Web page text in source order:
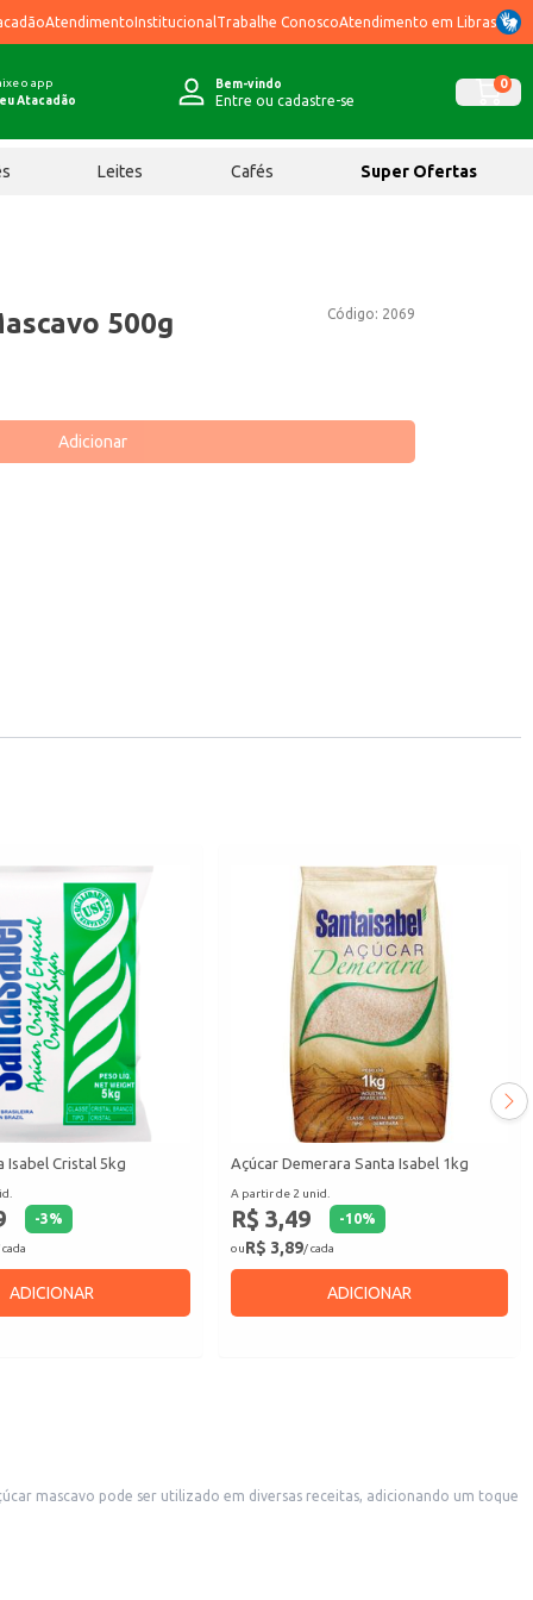
AtendimentoInstitucional Trabalhe ConoscoAtendimento em Libras
o app
Atacadão
Bem-vindo
Entre ou cadastre-se
0
Leites Cafés Super Ofertas
Código: 2069
500g
Adicionar
Isabel Cristal 5kg
-3%
ADICIONAR
Açúcar Demerara Santa Isabel 1kg
A partir de 2 unid.
R$ 3,49 -10%
ouR$ 3,89/ cada
ADICIONAR
mascavo pode ser utilizado em diversas receitas, adicionando um toque